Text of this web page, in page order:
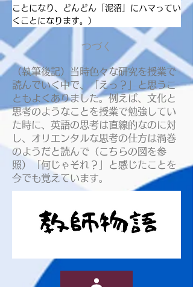
ことになり、どんどん「泥沼」にハマってい
くことになります。）
つづく
（執筆後記）当時色々な研究を授業で
読んでいく中で、「えっ？」と思うこ
ともよくありました。例えば、文化と
思考のようなことを授業で勉強してい
た時に、英語の思考は直線的なのに対
し、オリエンタルな思考の仕方は渦巻
のようだと読んで（こちらの図を参
照）「何じゃそれ？」と感じたことを
今でも覚えています。